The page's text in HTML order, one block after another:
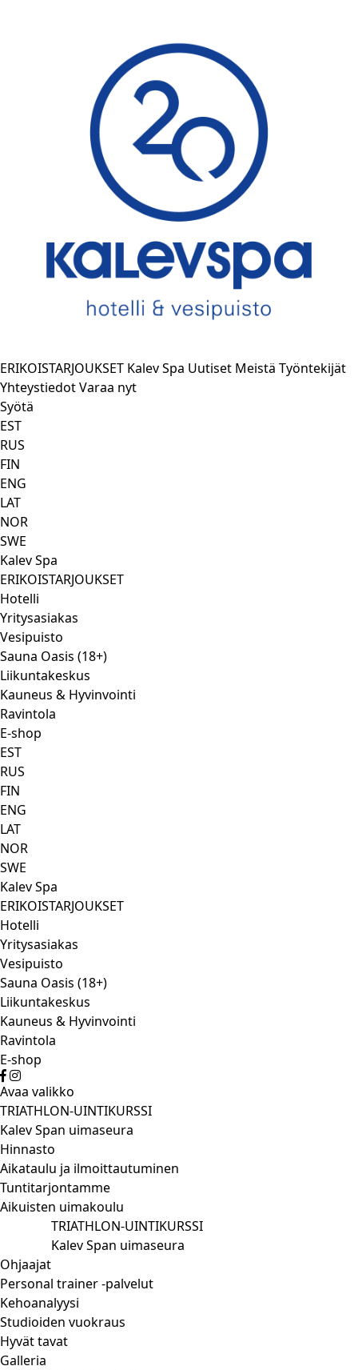
ERIKOISTARJOUKSET Kalev Spa Uutiset Meistä Työntekijät
YhteystiedotVaraa nyt
Syötä
EST
RUS
FIN
ENG
LAT
NOR
SWE
Kalev Spa
ERIKOISTARJOUKSET
Hotelli
Yritysasiakas
Vesipuisto
Sauna Oasis (18+)
Liikuntakeskus
Kauneus & Hyvinvointi
Ravintola
E-shop
EST
RUS
FIN
ENG
LAT
NOR
SWE
Kalev Spa
ERIKOISTARJOUKSET
Hotelli
Yritysasiakas
Vesipuisto
Sauna Oasis (18+)
Liikuntakeskus
Kauneus & Hyvinvointi
Ravintola
E-shop
Avaa valikko
TRIATHLON-UINTIKURSSI
Kalev Span uimaseura
Hinnasto
Aikataulu ja ilmoittautuminen
Tuntitarjontamme
Aikuisten uimakoulu
TRIATHLON-UINTIKURSSI
Kalev Span uimaseura
Ohjaajat
Personal trainer -palvelut
Kehoanalyysi
Studioiden vuokraus
Hyvät tavat
Galleria